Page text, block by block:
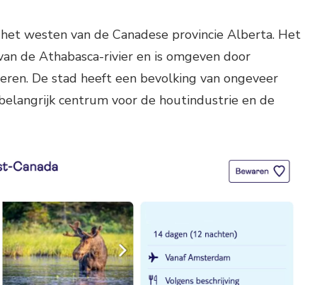
westen van de Canadese provincie Alberta. Het
de Athabasca-rivier en is omgeven door
De stad heeft een bevolking van ongeveer
centrum voor de houtindustrie en de